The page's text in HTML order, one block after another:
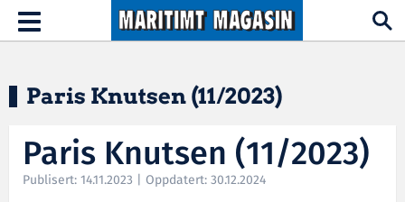
Hopp til hovedinnhold
Toggle
navigation
Paris Knutsen (11/2023)
Paris Knutsen (11/2023)
Publisert: 14.11.2023 | Oppdatert: 30.12.2024